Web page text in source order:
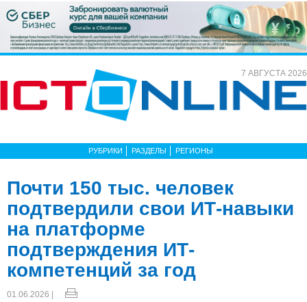
7 АВГУСТА 2026
РУБРИКИ РАЗДЕЛЫ РЕГИОНЫ
Почти 150 тыс. человек
подтвердили свои ИТ-навыки
на платформе
подтверждения ИТ-
компетенций за год
01.06.2026 |